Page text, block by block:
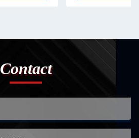
Contact